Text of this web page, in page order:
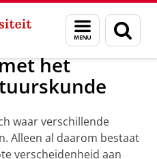
Menu
en
zoeken
het
waar verschillende
Alleen al daarom bestaat
verscheidenheid aan